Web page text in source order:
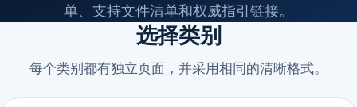
单、支持文件清单和权威指引链接。
选择类别
每个类别都有独立页面，并采用相同的清晰格式。